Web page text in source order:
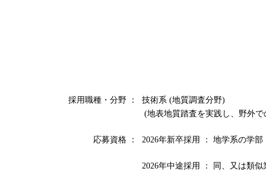
採用職種・分野 ：
技術系 (地質調査分野)
(地表地質踏査を実践し、野外
応募資格 ： 2026年新卒採用 ： 地学系の学部
2026年中途採用 ： 同、又は類